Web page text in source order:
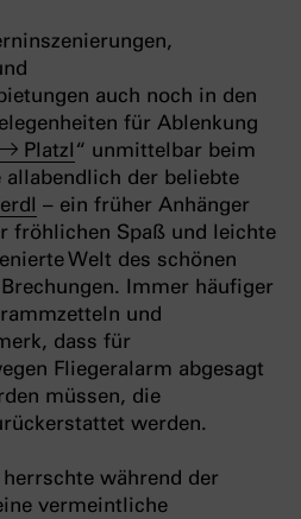
auch noch in den
für Ablenkung
Platzl “ unmittelbar beim
allabendlich der beliebte
– ein früher Anhänger
fröhlichen Spaß und leichte
Welt des schönen
Immer häufiger
und
dass für
Fliegeralarm abgesagt
müssen, die
werden.
während der
vermeintliche